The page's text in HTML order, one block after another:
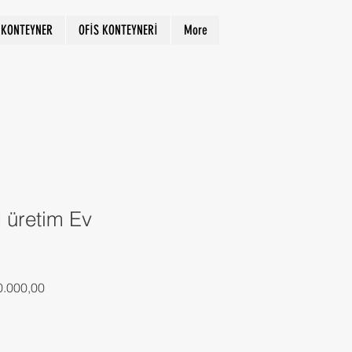
OFİS KONTEYNERİ More
Giriş
üretim Ev
İndirimli